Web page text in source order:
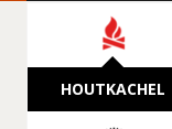
NAVIGATIE
HOUTKACHEL